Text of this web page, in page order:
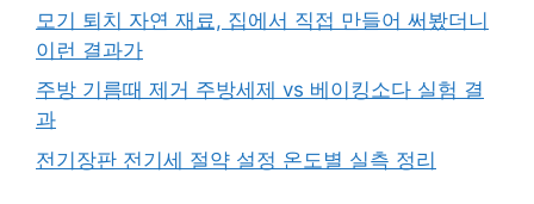
모기 퇴치 자연 재료, 집에서 직접 만들어 써봤더니
이런 결과가
주방 기름때 제거 주방세제 vs 베이킹소다 실험 결
과
전기장판 전기세 절약 설정 온도별 실측 정리